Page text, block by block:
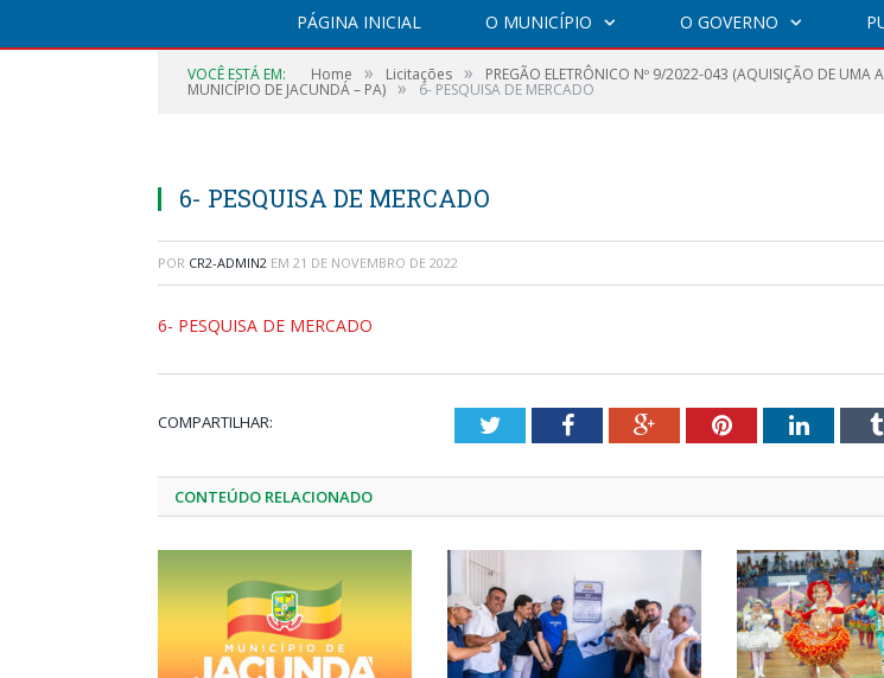
PÁGINA INICIAL O MUNICÍPIO O GOVERNO
VOCÊ ESTÁ EM: Home » Licitações » PREGÃO ELETRÔNICO Nº 9/2022-043 (AQUISIÇÃO DE
MUNICÍPIO DE JACUNDÁ – PA) » 6- PESQUISA DE MERCADO
6- PESQUISA DE MERCADO
POR CR2-ADMIN2 EM 21 DE NOVEMBRO DE 2022
6- PESQUISA DE MERCADO
COMPARTILHAR: TwitterFacebookGoogle+PinterestLinkedIn
CONTEÚDO RELACIONADO